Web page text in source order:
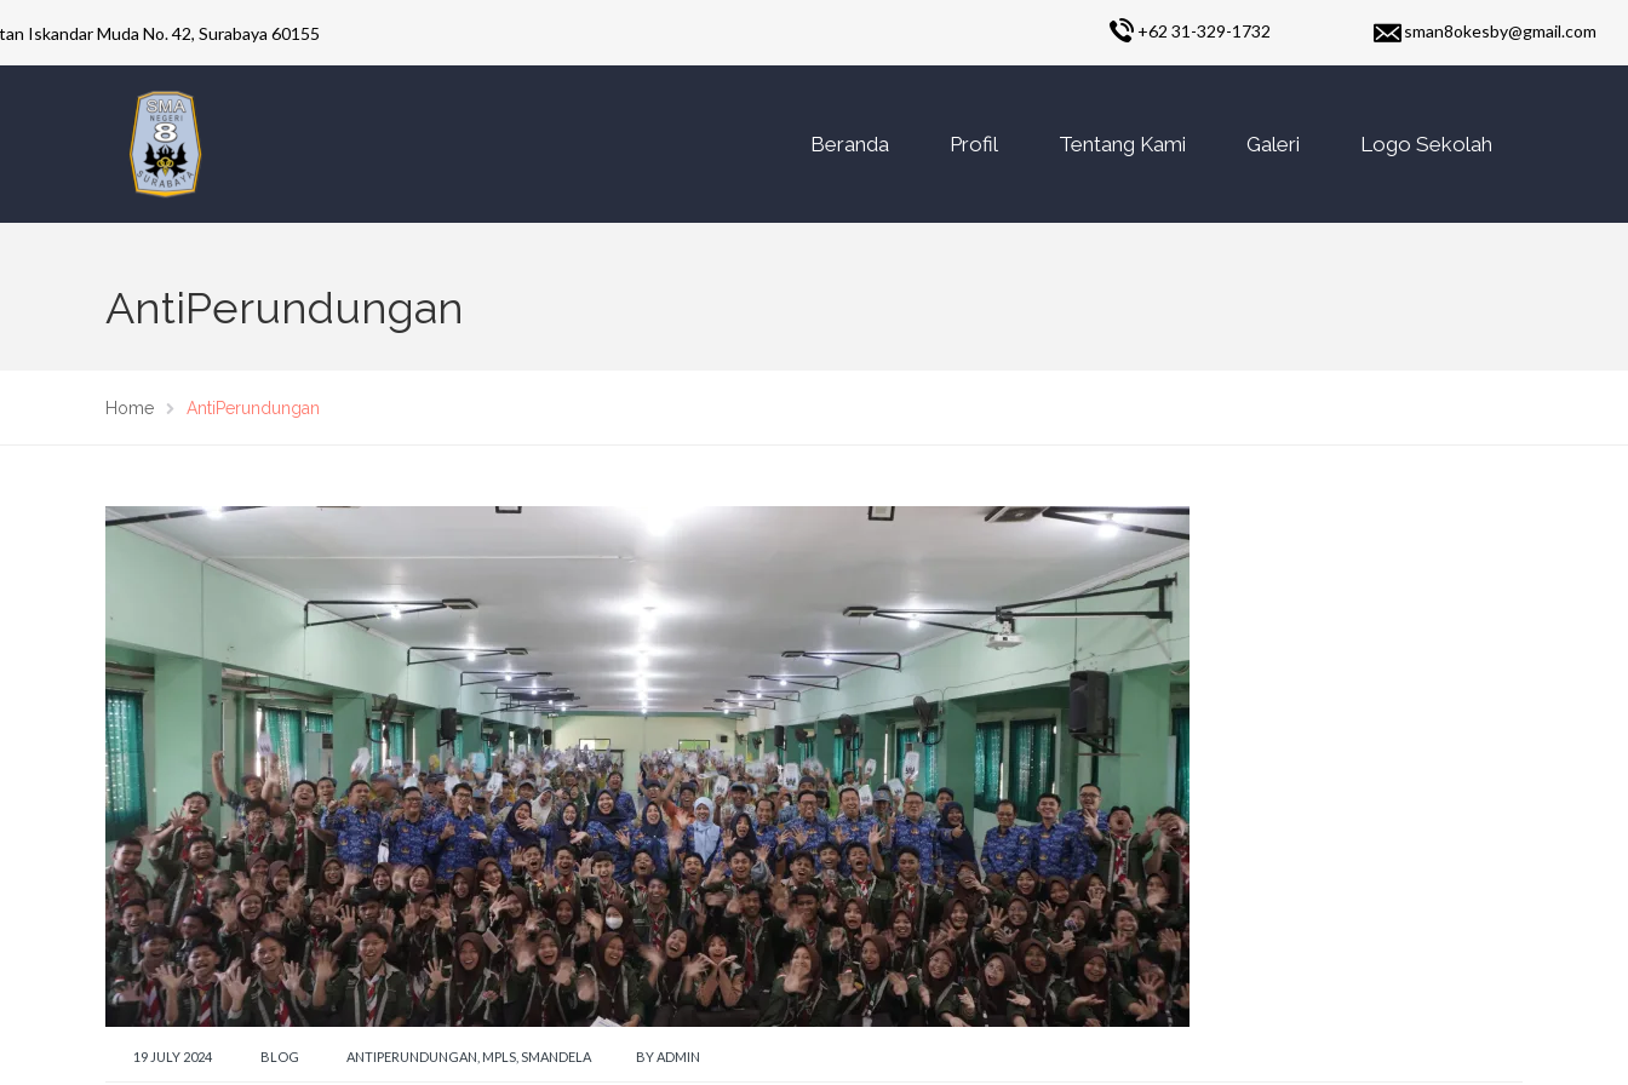
Iskandar Muda No. 42, Surabaya 60155 +62 31-329-1732 sman8okesby@gmail.com
Beranda Profil Tentang Kami Galeri Logo Sekolah
AntiPerundungan
Home AntiPerundungan
19 JULY 2024 BLOG ANTIPERUNDUNGAN MPLS SMANDELA BYADMIN